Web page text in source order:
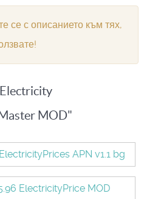
се с описанието към тях,
MOD"
APN v1.1 bg
ElectricityPrice MOD